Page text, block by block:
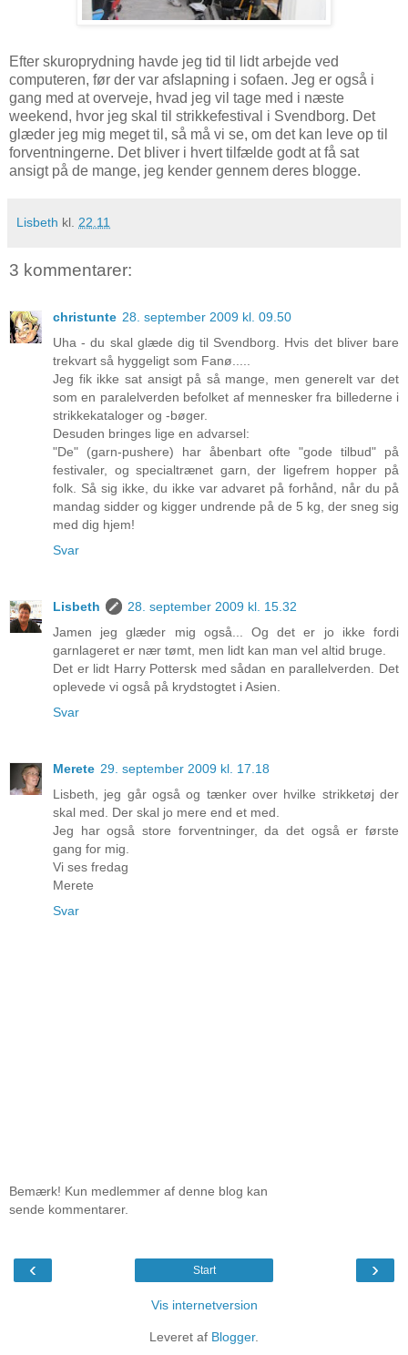
Efter skuroprydning havde jeg tid til lidt arbejde ved
computeren, før der var afslapning i sofaen. Jeg er også i
gang med at overveje, hvad jeg vil tage med i næste
weekend, hvor jeg skal til strikkefestival i Svendborg. Det
glæder jeg mig meget til, så må vi se, om det kan leve op til
forventningerne. Det bliver i hvert tilfælde godt at få sat
ansigt på de mange, jeg kender gennem deres blogge.
Lisbeth kl. 22.11
3 kommentarer:
christunte 28. september 2009 kl. 09.50
Uha - du skal glæde dig til Svendborg. Hvis det bliver bare
trekvart så hyggeligt som Fanø.....
Jeg fik ikke sat ansigt på så mange, men generelt var det
som en paralelverden befolket af mennesker fra billederne i
strikkekataloger og -bøger.
Desuden bringes lige en advarsel:
"De" (garn-pushere) har åbenbart ofte "gode tilbud" på
festivaler, og specialtrænet garn, der ligefrem hopper på
folk. Så sig ikke, du ikke var advaret på forhånd, når du på
mandag sidder og kigger undrende på de 5 kg, der sneg sig
med dig hjem!
Svar
Lisbeth
28. september 2009 kl. 15.32
Jamen jeg glæder mig også... Og det er jo ikke fordi
garnlageret er nær tømt, men lidt kan man vel altid bruge.
Det er lidt Harry Pottersk med sådan en parallelverden. Det
oplevede vi også på krydstogtet i Asien.
Svar
Merete 29. september 2009 kl. 17.18
Lisbeth, jeg går også og tænker over hvilke strikketøj der
skal med. Der skal jo mere end et med.
Jeg har også store forventninger, da det også er første
gang for mig.
Vi ses fredag
Merete
Svar
Bemærk! Kun medlemmer af denne blog kan
sende kommentarer.
‹ ›
Start
Vis internetversion
Leveret af Blogger.